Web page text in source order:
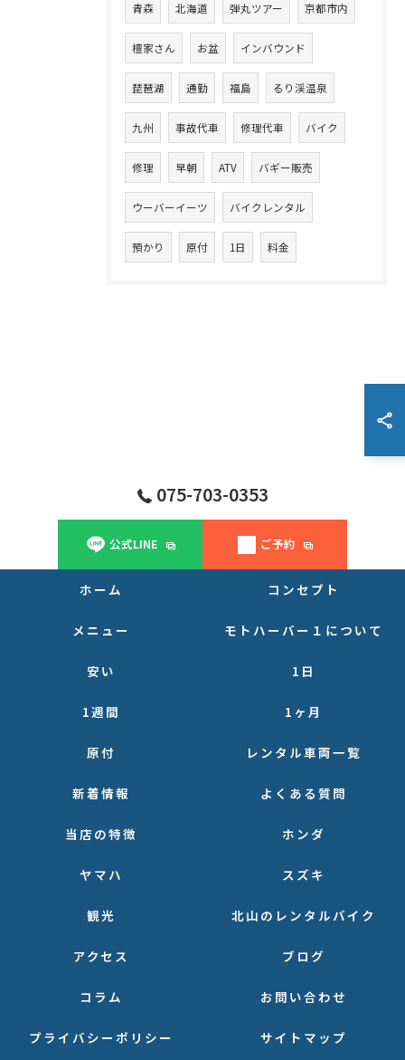
青森 北海道 弾丸ツアー 京都市内
檀家さん お盆 インバウンド
琵琶湖 通勤 福島 るり渓温泉
九州 事故代車 修理代車 バイク
修理 早朝 ATV バギー販売
ウーバーイーツ バイクレンタル
預かり 原付 1日 料金
075-703-0353
公式LINE ご予約
ホーム コンセプト
メニュー モトハーバー１について
安い 1日
1週間 1ヶ月
原付 レンタル車両一覧
新着情報 よくある質問
当店の特徴 ホンダ
ヤマハ スズキ
観光 北山のレンタルバイク
アクセス ブログ
コラム お問い合わせ
プライバシーポリシー サイトマップ